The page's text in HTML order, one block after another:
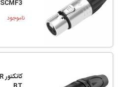
SCMF3
ناموجود